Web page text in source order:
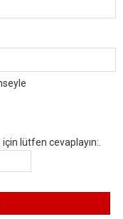
lütfen cevaplayın:.